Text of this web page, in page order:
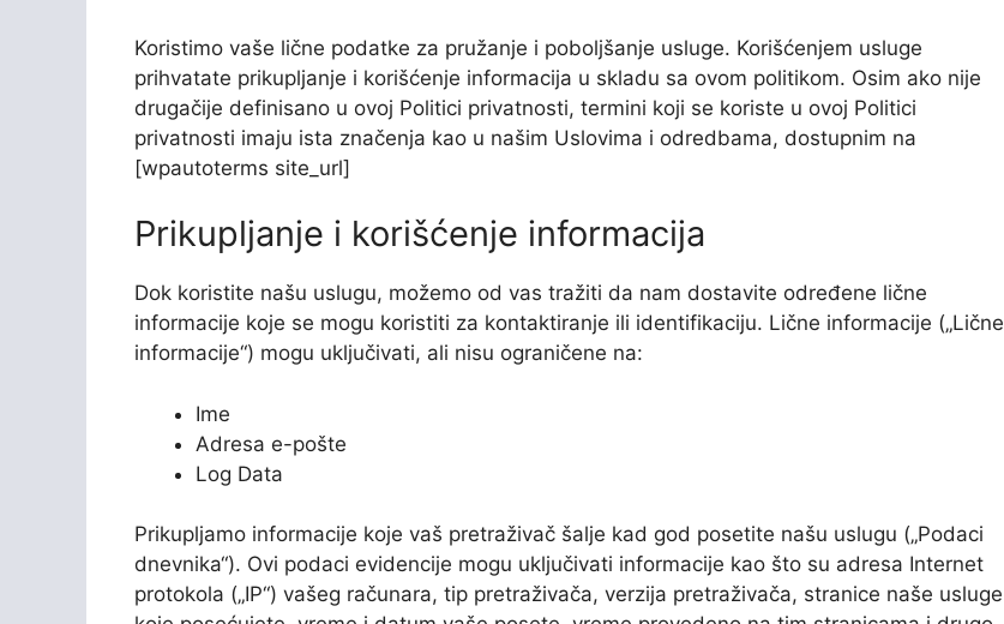
Koristimo vaše lične podatke za pružanje i poboljšanje usluge. Korišćenjem usluge
prihvatate prikupljanje i korišćenje informacija u skladu sa ovom politikom. Osim ako nije
drugačije definisano u ovoj Politici privatnosti, termini koji se koriste u ovoj Politici
privatnosti imaju ista značenja kao u našim Uslovima i odredbama, dostupnim na
[wpautoterms site_url]
Prikupljanje i korišćenje informacija
Dok koristite našu uslugu, možemo od vas tražiti da nam dostavite određene lične
informacije koje se mogu koristiti za kontaktiranje ili identifikaciju. Lične informacije („Lične
informacije“) mogu uključivati, ali nisu ograničene na:
Ime
Adresa e-pošte
Log Data
Prikupljamo informacije koje vaš pretraživač šalje kad god posetite našu uslugu („Podaci
dnevnika“). Ovi podaci evidencije mogu uključivati informacije kao što su adresa Internet
protokola („IP“) vašeg računara, tip pretraživača, verzija pretraživača, stranice naše usluge